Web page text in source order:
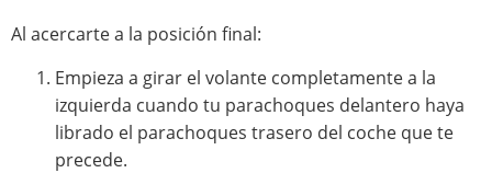
Al acercarte a la posición final:
Empieza a girar el volante completamente a la
izquierda cuando tu parachoques delantero haya
librado el parachoques trasero del coche que te
precede.